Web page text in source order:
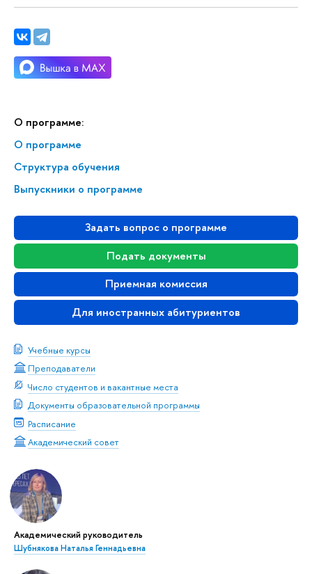
О программе:
О программе
Структура обучения
Выпускники о программе
Задать вопрос о программе
Подать документы
Приемная комиссия
Для иностранных абитуриентов
Учебные курсы
Преподаватели
Число студентов и вакантные места
Документы образовательной программы
Расписание
Академический совет
Академический руководитель
Шубнякова Наталья Геннадьевна